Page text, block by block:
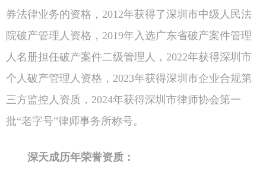
券法律业务的资格，2012年获得了深圳市中级人民法
院破产管理人资格，2019年入选广东省破产案件管理
人名册担任破产案件二级管理人，2022年获得深圳市
个人破产管理人资格，2023年获得深圳市企业合规第
三方监控人资质，2024年获得深圳市律师协会第一
批“老字号”律师事务所称号。
深天成历年荣誉资质：